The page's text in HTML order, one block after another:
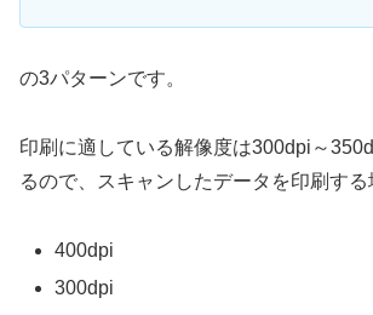
の3パターンです。
印刷に適している解像度は300dpi～
るので、スキャンしたデータを印刷する
400dpi
300dpi